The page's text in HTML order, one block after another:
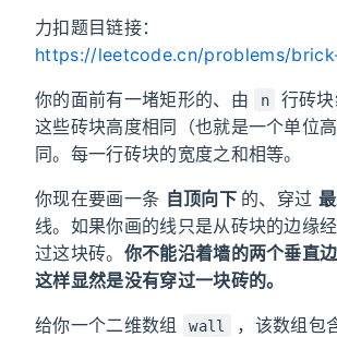
力扣题目链接：
https://leetcode.cn/problems/
你的面前有一堵矩形的、由 n
行砖块
这些砖块高度相同（也就是一个单位
同。每一行砖块的宽度之和相等。
你现在要画一条 自顶向下 的、穿过
线。如果你画的线只是从砖块的边缘
过这块砖。 你不能沿着墙的两个垂直边
这样显然是没有穿过一块砖的。
给你一个二维数组 wall
，该数组包